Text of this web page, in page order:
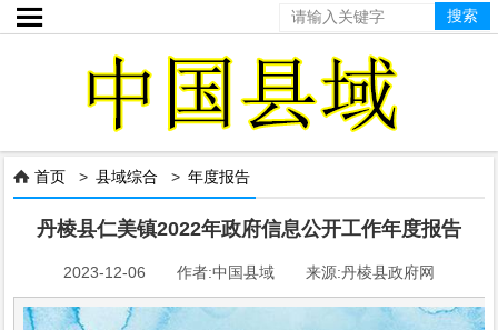

 首页 >县域综合 >年度报告
丹棱县仁美镇2022年政府信息公开工作年度报告
2023-12-06 作者:中国县域 来源:丹棱县政府网